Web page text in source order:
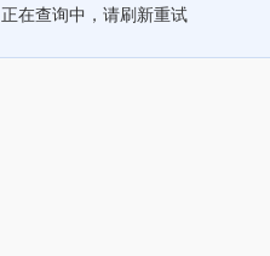
正在查询中，请刷新重试